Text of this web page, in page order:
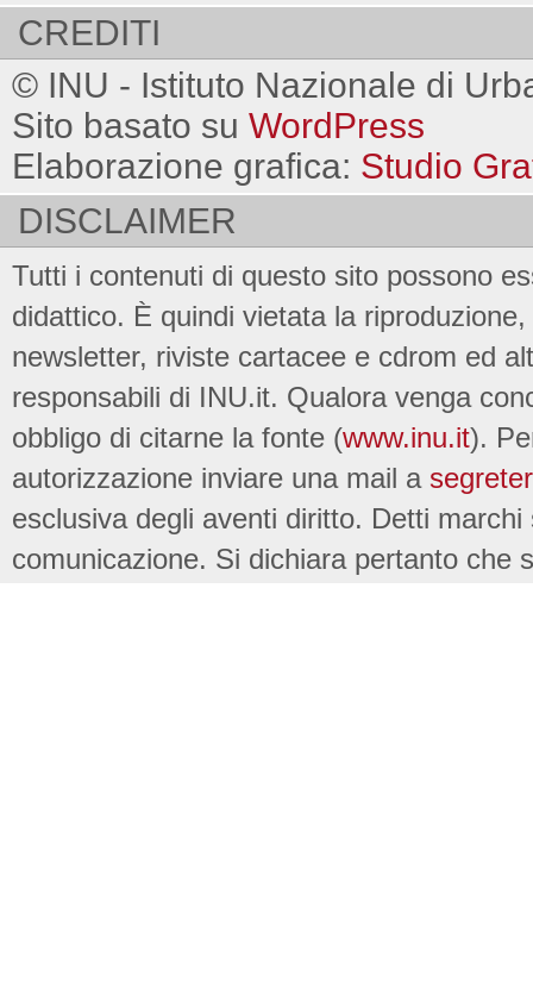
CREDITI
© INU - Istituto Nazionale di
Sito basato su WordPress
Elaborazione grafica: Studio
DISCLAIMER
Tutti i contenuti di questo sito possono
didattico. È quindi vietata la
newsletter, riviste cartacee e cdrom ed
responsabili di INU.it. Qualora venga
obbligo di citarne la fonte (www.inu.it).
autorizzazione inviare una mail a
esclusiva degli aventi diritto. Detti
comunicazione. Si dichiara pertanto che